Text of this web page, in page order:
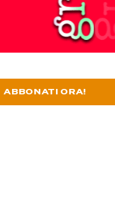
ABBONATI ORA!